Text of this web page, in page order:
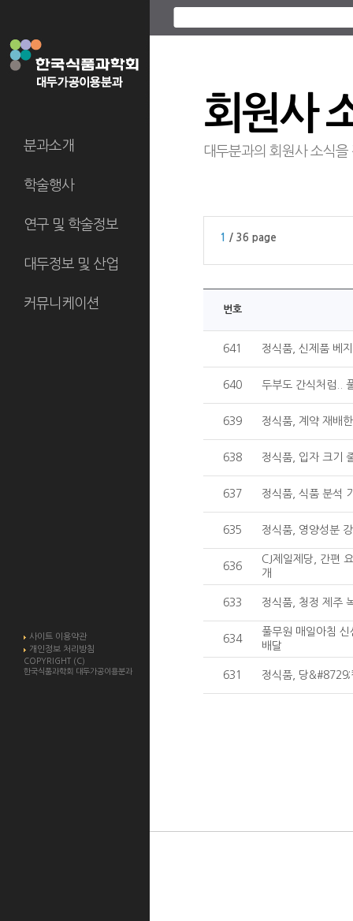
분과소개
학술행사
연구 및 학술정보
대두정보 및 산업
커뮤니케이션
사이트 이용약관
개인정보 처리방침
COPYRIGHT (C)
한국식품과학회 대두가공이용분과
회원사
대두분과의 회원사 소식을
1 / 36 page
번호
641 정식품, 신제품 베
640 두부도 간식처럼..
639 정식품, 계약 재배
638 정식품, 입자 크기
637 정식품, 식품 분석
635 정식품, 영양성분
636
CJ제일제당, 간편
개
633 정식품, 청정 제주
634
풀무원 매일아침
배달
631 정식품, 당&#8729;